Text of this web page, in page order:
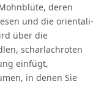
deren
und die orientali­
über die
scharlachroten
einfügt,
in denen Sie